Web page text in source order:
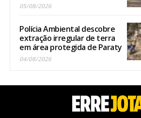
05/08/2026
Polícia Ambiental descobre
extração irregular de terra
em área protegida de Paraty
04/08/2026